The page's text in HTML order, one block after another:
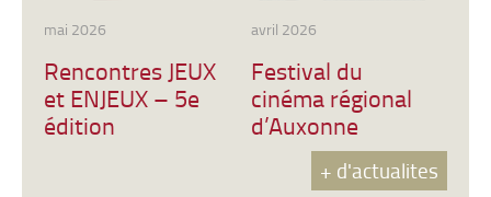
mai 2026
Rencontres JEUX
et ENJEUX – 5e
édition
avril 2026
Festival du
cinéma régional
d’Auxonne
+ d'actualites